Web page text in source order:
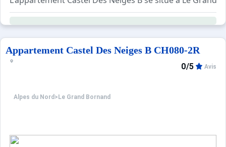
La Résidence CASTEL DES NEIGES B est située au
Les Plus de cette
Location classée Meublé de Tourisme 2*
Appartement Castel Des Neiges B CH080-2R
Alpes du Nord > Le Grand Bornand
0/5 Avis